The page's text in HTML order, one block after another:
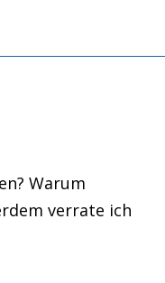
Warum
verrate ich